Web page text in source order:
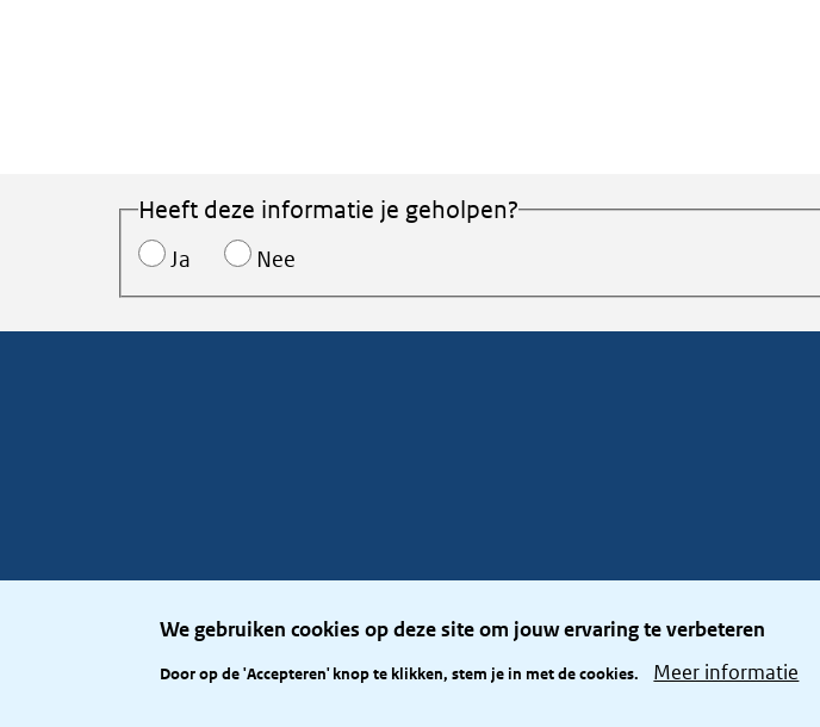
We gebruiken cookies op deze site om jouw ervaring te verbeteren
Door op de 'Accepteren' knop te klikken, stem je in met de cookies. Meer informatie
Heeft deze informatie je geholpen?
Ja Nee